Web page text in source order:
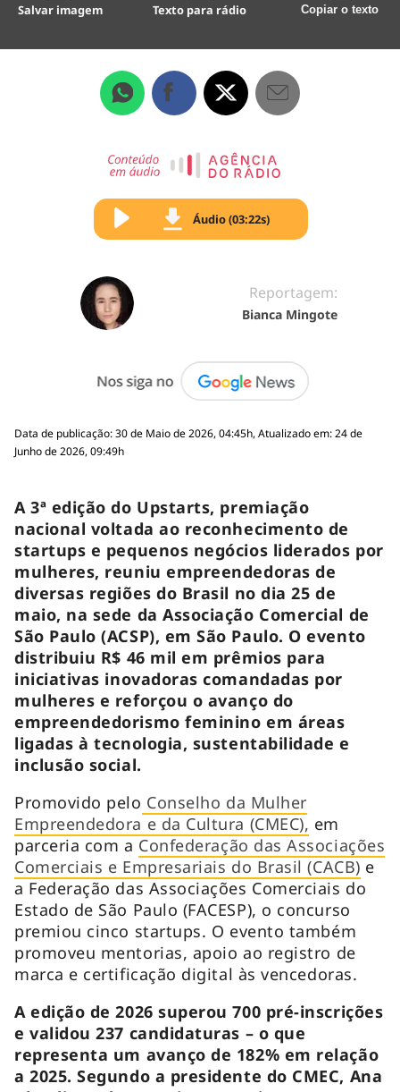
Salvar imagem Texto para rádio Copiar o texto
Áudio (03:22s)
Reportagem:
Bianca Mingote
Data de publicação: 30 de Maio de 2026, 04:45h, Atualizado em: 24 de
Junho de 2026, 09:49h
A 3ª edição do Upstarts, premiação
nacional voltada ao reconhecimento de
startups e pequenos negócios liderados por
mulheres, reuniu empreendedoras de
diversas regiões do Brasil no dia 25 de
maio, na sede da Associação Comercial de
São Paulo (ACSP), em São Paulo. O evento
distribuiu R$ 46 mil em prêmios para
iniciativas inovadoras comandadas por
mulheres e reforçou o avanço do
empreendedorismo feminino em áreas
ligadas à tecnologia, sustentabilidade e
inclusão social.
Promovido pelo Conselho da Mulher
Empreendedora e da Cultura (CMEC), em
parceria com a Confederação das Associações
Comerciais e Empresariais do Brasil (CACB) e
a Federação das Associações Comerciais do
Estado de São Paulo (FACESP), o concurso
premiou cinco startups. O evento também
promoveu mentorias, apoio ao registro de
marca e certificação digital às vencedoras.
A edição de 2026 superou 700 pré-inscrições
e validou 237 candidaturas – o que
representa um avanço de 182% em relação
a 2025. Segundo a presidente do CMEC, Ana